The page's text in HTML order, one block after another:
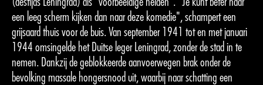
een leeg scherm kijken dan naar deze komedie", schampert een
grijsaard thuis voor de buis. Van september 1941 tot en met januari
1944 omsingelde het Duitse leger Leningrad, zonder de stad in te
nemen. Dankzij de geblokkeerde aanvoerwegen brak onder de
bevolking massale hongersnood uit, waarbij naar schatting een